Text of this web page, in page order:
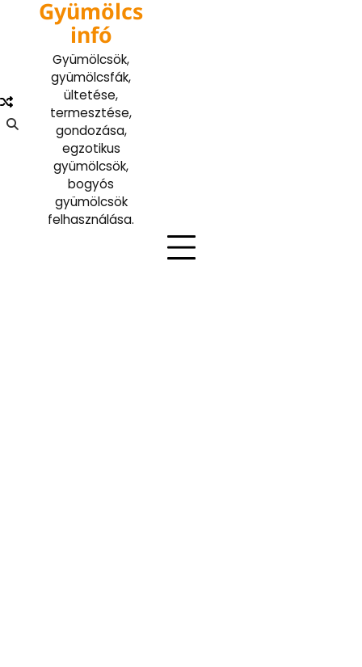
Gyümölcs
infó
Gyümölcsök,
gyümölcsfák,
ültetése,
termesztése,
gondozása,
egzotikus
gyümölcsök,
bogyós
gyümölcsök
felhasználása.